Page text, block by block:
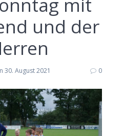
mit
und der
30. August 2021 0